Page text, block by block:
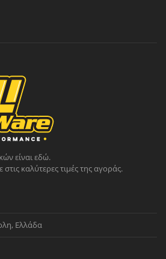
είναι εδώ.
στις καλύτερες τιμές της αγοράς.
Ελλάδα